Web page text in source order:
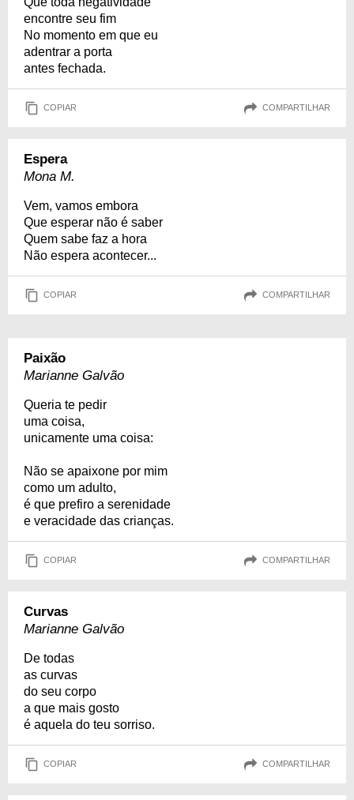
encontre seu fim
No momento em que eu
adentrar a porta
antes fechada.
COPIAR COMPARTILHAR
Espera
Mona M.
Vem, vamos embora
Que esperar não é saber
Quem sabe faz a hora
Não espera acontecer...
COPIAR COMPARTILHAR
Paixão
Marianne Galvão
Queria te pedir
uma coisa,
unicamente uma coisa:
Não se apaixone por mim
como um adulto,
é que prefiro a serenidade
e veracidade das crianças.
COPIAR COMPARTILHAR
Curvas
Marianne Galvão
De todas
as curvas
do seu corpo
a que mais gosto
é aquela do teu sorriso.
COPIAR COMPARTILHAR